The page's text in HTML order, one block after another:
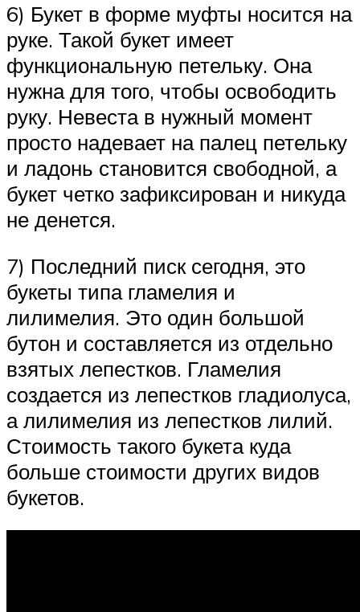
6) Букет в форме муфты носится на
руке. Такой букет имеет
функциональную петельку. Она
нужна для того, чтобы освободить
руку. Невеста в нужный момент
просто надевает на палец петельку
и ладонь становится свободной, а
букет четко зафиксирован и никуда
не денется.
7) Последний писк сегодня, это
букеты типа гламелия и
лилимелия. Это один большой
бутон и составляется из отдельно
взятых лепестков. Гламелия
создается из лепестков гладиолуса,
а лилимелия из лепестков лилий.
Стоимость такого букета куда
больше стоимости других видов
букетов.